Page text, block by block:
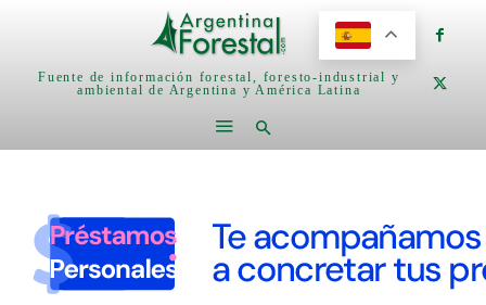
Fuente de información forestal, foresto-industrial y
ambiental de Argentina y América Latina